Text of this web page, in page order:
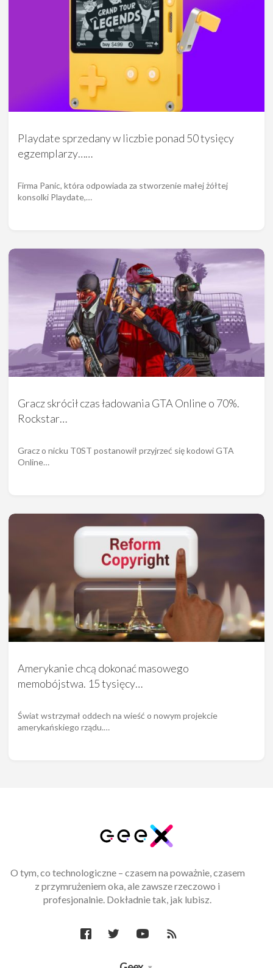
Playdate sprzedany w liczbie ponad 50 tysięcy
egzemplarzy……
Firma Panic, która odpowiada za stworzenie małej żółtej
konsolki Playdate,…
Gracz skrócił czas ładowania GTA Online o 70%.
Rockstar…
Gracz o nicku T0ST postanowił przyjrzeć się kodowi GTA
Online…
Amerykanie chcą dokonać masowego
memobójstwa. 15 tysięcy…
Świat wstrzymał oddech na wieść o nowym projekcie
amerykańskiego rządu.…
O tym, co technologiczne – czasem na poważnie, czasem
z przymrużeniem oka, ale zawsze rzeczowo i
profesjonalnie. Dokładnie tak, jak lubisz.